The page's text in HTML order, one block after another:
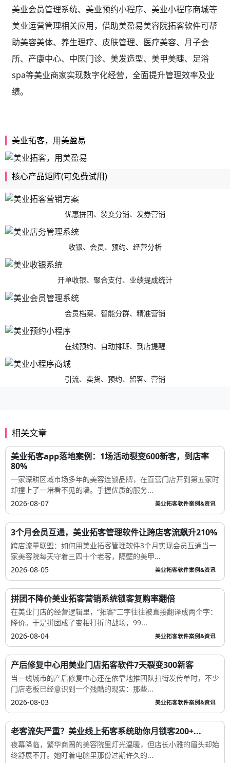
美业会员管理系统、美业预约小程序、美业小程序商城等
美业运营管理相关应用，借助美盈易美容院拓客软件可帮
助美容美体、养生理疗、皮肤管理、医疗美容、月子会
所、产康中心、中医门诊、美发造型、美甲美睫、足浴
spa等美业商家实现数字化经营，全面提升管理效率及业
绩。
美业拓客，用美盈易
核心产品矩阵(可免费试用)
优惠拼团、裂变分销、发券营销
收银、会员、预约、经营分析
开单收银、聚合支付、业绩提成统计
会员档案、智能分群、精准营销
在线预约、自动排班、到店提醒
引流、卖货、预约、留客、营销
相关文章
美业拓客app落地案例：1场活动裂变600新客，到店率
80%
一家深耕区域市场多年的美容连锁品牌，在直营门店开到第五家时
却撞上了一堵看不见的墙。手握优质的服务...
2026-08-07
美业拓客软件案例&资讯
3个月会员互通，美业拓客管理软件让跨店客流飙升210%
跨店流量联盟：如何用美业拓客管理软件3个月实现会员互通当一
家美容院每天守着三四十个老客，隔壁的美甲...
2026-08-05
美业拓客软件案例&资讯
拼团不降价美业拓客营销系统锁客复购率翻倍
在美业门店的经营逻辑里，“拓客”二字往往被直接翻译成两个字：
降价。于是拼团成了变相打折的战场，99...
2026-08-04
美业拓客软件案例&资讯
产后修复中心用美业门店拓客软件7天裂变300新客
当一线城市的产后修复中心还在依靠地推团队扫街发传单时，不少
门店老板已经意识到一个残酷的现实：那些...
2026-08-03
美业拓客软件案例&资讯
老客流失严重？美业线上拓客系统助你月锁客200+...
夜幕降临，繁华商圈的美容院里灯光温暖，但店长小雅的眉头却始
终舒展不开。她盯着电脑里那份过期许久的...